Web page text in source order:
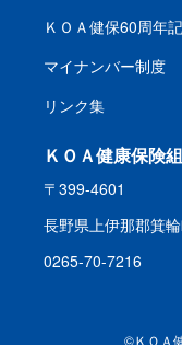
ＫＯＡ健保60周年
マイナンバー制度
リンク集
ＫＯＡ健康保険
〒399-4601
長野県上伊那郡箕
0265-70-7216
©ＫＯＡ